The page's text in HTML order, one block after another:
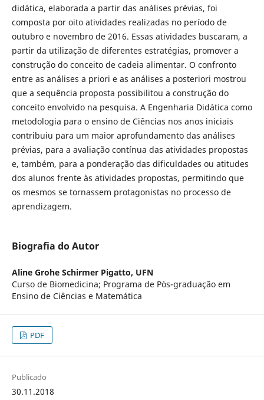
didática, elaborada a partir das análises prévias, foi
composta por oito atividades realizadas no período de
outubro e novembro de 2016. Essas atividades buscaram, a
partir da utilização de diferentes estratégias, promover a
construção do conceito de cadeia alimentar. O confronto
entre as análises a priori e as análises a posteriori mostrou
que a sequência proposta possibilitou a construção do
conceito envolvido na pesquisa. A Engenharia Didática como
metodologia para o ensino de Ciências nos anos iniciais
contribuiu para um maior aprofundamento das análises
prévias, para a avaliação contínua das atividades propostas
e, também, para a ponderação das dificuldades ou atitudes
dos alunos frente às atividades propostas, permitindo que
os mesmos se tornassem protagonistas no processo de
aprendizagem.
Biografia do Autor
Aline Grohe Schirmer Pigatto, UFN
Curso de Biomedicina; Programa de Pòs-graduação em
Ensino de Ciências e Matemática
PDF
Publicado
30.11.2018